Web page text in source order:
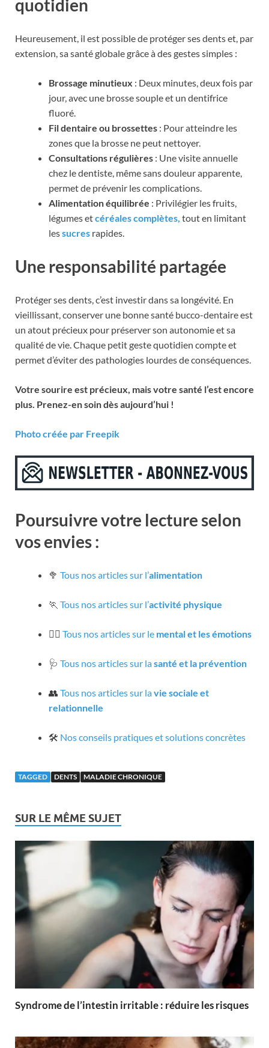
quotidien
Heureusement, il est possible de protéger ses dents et, par
extension, sa santé globale grâce à des gestes simples :
Brossage minutieux : Deux minutes, deux fois par
jour, avec une brosse souple et un dentifrice
fluoré.
Fil dentaire ou brossettes : Pour atteindre les
zones que la brosse ne peut nettoyer.
Consultations régulières : Une visite annuelle
chez le dentiste, même sans douleur apparente,
permet de prévenir les complications.
Alimentation équilibrée : Privilégier les fruits,
légumes etcéréales complètes, tout en limitant
lessucres rapides.
Une responsabilité partagée
Protéger ses dents, c’est investir dans sa longévité. En
vieillissant, conserver une bonne santé bucco-dentaire est
un atout précieux pour préserver son autonomie et sa
qualité de vie. Chaque petit geste quotidien compte et
permet d’éviter des pathologies lourdes de conséquences.
Votre sourire est précieux, mais votre santé l’est encore
plus. Prenez-en soin dès aujourd’hui !
Photo créée par Freepik
Poursuivre votre lecture selon
vos envies :
🥦 Tous nos articles sur l’alimentation
🏃 Tous nos articles sur l’activité physique
🧘‍♀️ Tous nos articles sur le mental et les émotions
🩺 Tous nos articles sur lasanté et la prévention
👥 Tous nos articles sur lavie sociale et
relationnelle
🛠️ Nos conseils pratiques et solutions concrètes
TAGGED DENTS MALADIE CHRONIQUE
SUR LE MÊME SUJET
Syndrome de l’intestin irritable : réduire les risques